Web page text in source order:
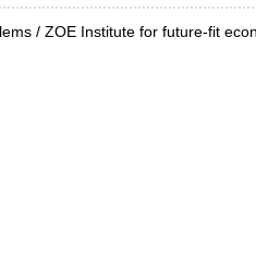
/ ZOE Institute for future-fit